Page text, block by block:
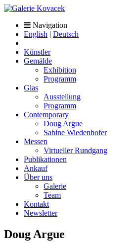
Navigation
English | Deutsch
Künstler
Gemälde
Exhibition
Programm
Glas
Ausstellung
Programm
Contemporary
Doug Argue
Sabine Wiedenhofer
Messen
Virtueller Rundgang
Publikationen
Ankauf
Über uns
Galerie
Team
Kontakt
Newsletter
Doug Argue